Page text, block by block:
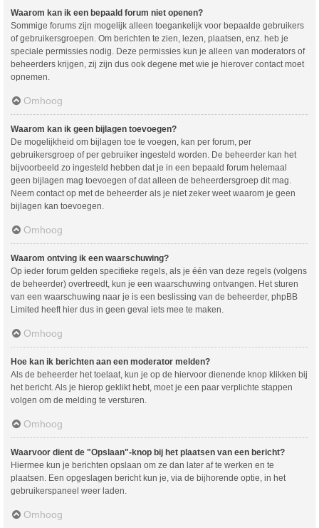
Waarom kan ik een bepaald forum niet openen?
Sommige forums zijn mogelijk alleen toegankelijk voor bepaalde gebruikers
of gebruikersgroepen. Om berichten te zien, lezen, plaatsen, enz. heb je
speciale permissies nodig. Deze permissies kun je alleen van moderators of
beheerders krijgen, zij zijn dus ook degene met wie je hierover contact moet
opnemen.
Omhoog
Waarom kan ik geen bijlagen toevoegen?
De mogelijkheid om bijlagen toe te voegen, kan per forum, per
gebruikersgroep of per gebruiker ingesteld worden. De beheerder kan het
bijvoorbeeld zo ingesteld hebben dat je in een bepaald forum helemaal
geen bijlagen mag toevoegen of dat alleen de beheerdersgroep dit mag.
Neem contact op met de beheerder als je niet zeker weet waarom je geen
bijlagen kan toevoegen.
Omhoog
Waarom ontving ik een waarschuwing?
Op ieder forum gelden specifieke regels, als je één van deze regels (volgens
de beheerder) overtreedt, kun je een waarschuwing ontvangen. Het sturen
van een waarschuwing naar je is een beslissing van de beheerder, phpBB
Limited heeft hier dus in geen geval iets mee te maken.
Omhoog
Hoe kan ik berichten aan een moderator melden?
Als de beheerder het toelaat, kun je op de hiervoor dienende knop klikken bij
het bericht. Als je hierop geklikt hebt, moet je een paar verplichte stappen
volgen om de melding te versturen.
Omhoog
Waarvoor dient de "Opslaan"-knop bij het plaatsen van een bericht?
Hiermee kun je berichten opslaan om ze dan later af te werken en te
plaatsen. Een opgeslagen bericht kun je, via de bijhorende optie, in het
gebruikerspaneel weer laden.
Omhoog